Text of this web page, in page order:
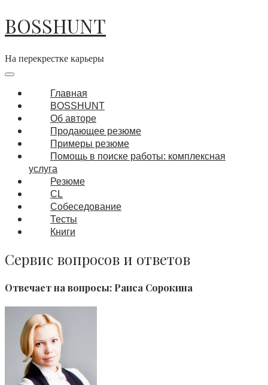
Перейти
к
BOSSHUNT
На перекрестке карьеры
навигация
Меню
Главная
BOSSHUNT
Об авторе
Продающее резюме
Примеры резюме
Помощь в поиске работы: комплексная
услуга
Резюме
CL
Собеседование
Тесты
Книги
Сервис вопросов и ответов
Отвечает на вопросы: Раиса Сорокина